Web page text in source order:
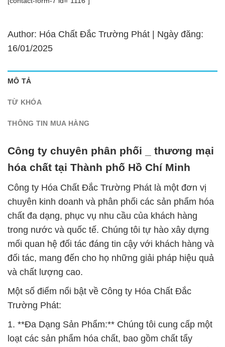
Author: Hóa Chất Đắc Trường Phát | Ngày đăng:
16/01/2025
MÔ TẢ
TỪ KHÓA
THÔNG TIN MUA HÀNG
Công ty chuyên phân phối _ thương mại
hóa chất tại Thành phố Hồ Chí Minh
Công ty Hóa Chất Đắc Trường Phát là một đơn vị
chuyên kinh doanh và phân phối các sản phẩm hóa
chất đa dạng, phục vụ nhu cầu của khách hàng
trong nước và quốc tế. Chúng tôi tự hào xây dựng
mối quan hệ đối tác đáng tin cậy với khách hàng và
đối tác, mang đến cho họ những giải pháp hiệu quả
và chất lượng cao.
Một số điểm nổi bật về Công ty Hóa Chất Đắc
Trường Phát:
1. **Đa Dạng Sản Phẩm:** Chúng tôi cung cấp một
loạt các sản phẩm hóa chất, bao gồm chất tẩy